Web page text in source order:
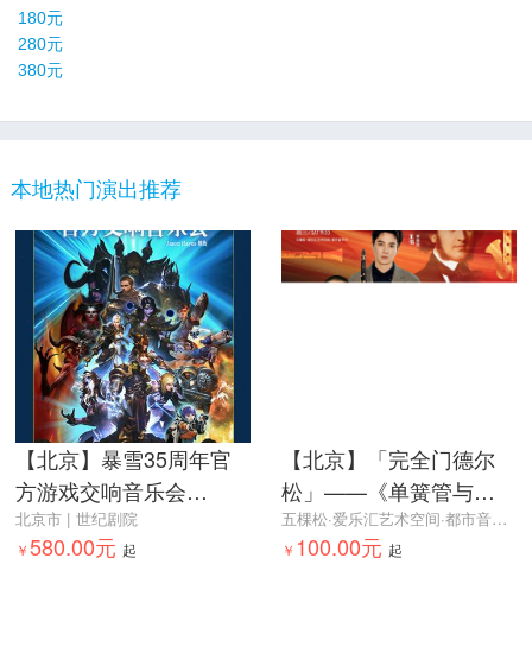
180元
280元
380元
本地热门演出推荐
【北京】暴雪35周年官
方游戏交响音乐会
（Jason Hayes领衔）
北京市 | 世纪剧院
￥580.00元 起
【北京】「完全门德尔
松」——《单簧管与巴
塞特单簧管协奏曲》
&《c小调第一交响曲》
五棵松·爱乐汇艺术空间·都市音乐厅
￥ 100.00元 起